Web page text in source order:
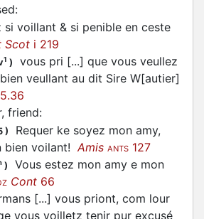
:
si voillant & si penible en ceste
Scot i 219
1 ) vous pri [...] que vous veullez
veullant au dit Sire W[autier]
friend:
)
Requer ke soyez mon amy,
bien voilant! Amis ANTS 127
)
Vous estez mon amy e mon
Cont 66
[...] vous priont, com lour
vous voilletz tenir pur excusé